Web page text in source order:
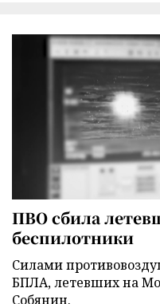
ПВО сбила
беспилотники
Силами
БПЛА, летевших на
Собянин.